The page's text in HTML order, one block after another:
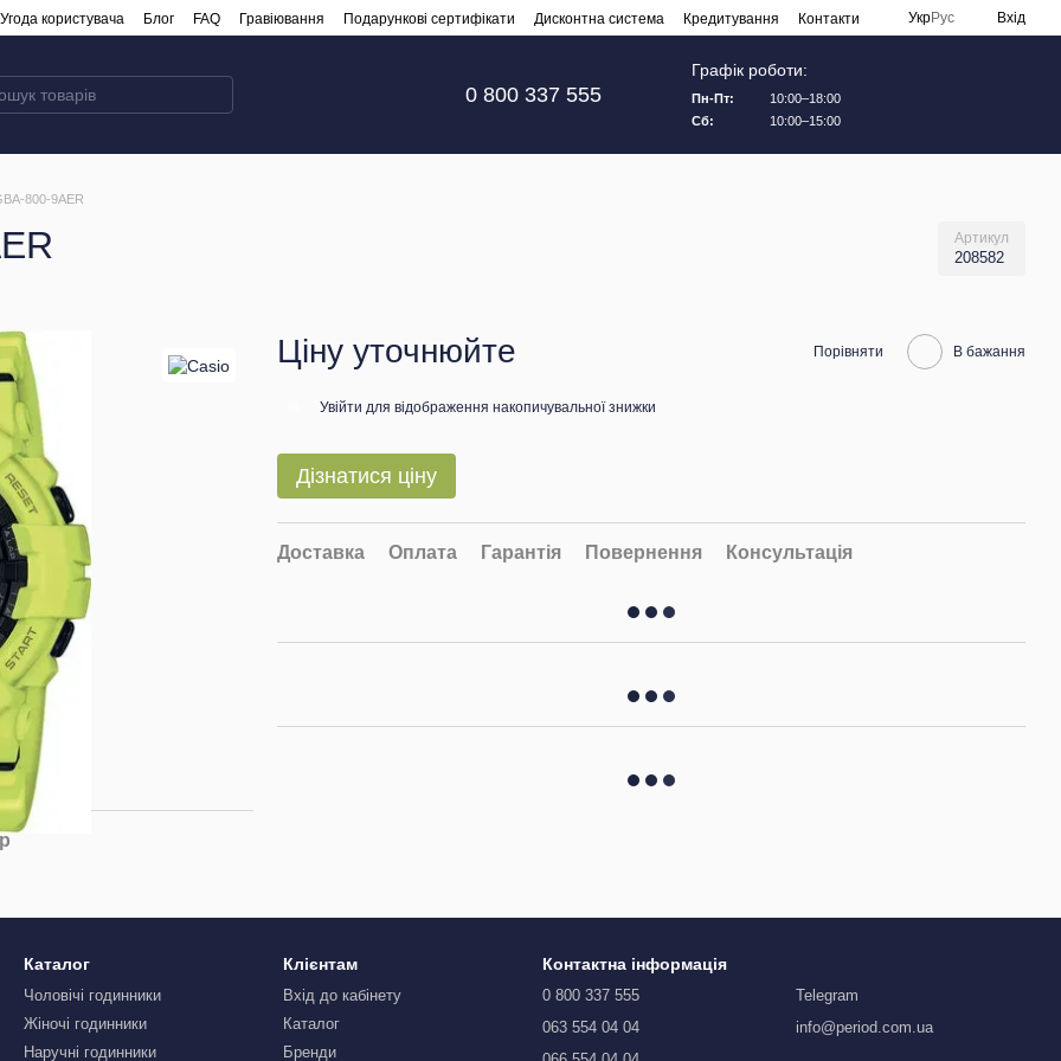
Угода користувача Блог FAQ Гравіювання Подарункові сертифікати Дисконтна система Кредитування Контакти УкрРус Вхід
0 800 337 555
Графік роботи:
Пн-Пт:
10:00–18:00
Сб:
10:00–15:00
800-9AER
Артикул
208582
Ціну уточнюйте Порівняти В бажання
Увійти для відображення накопичувальної знижки
Дізнатися ціну
Доставка Оплата Гарантія Повернення Консультація
Каталог
Чоловічі годинники
Жіночі годинники
Наручні годинники
Клієнтам
Вхід до кабінету
Каталог
Бренди
Контактна інформація
0 800 337 555
063 554 04 04
Telegram
info@period.com.ua